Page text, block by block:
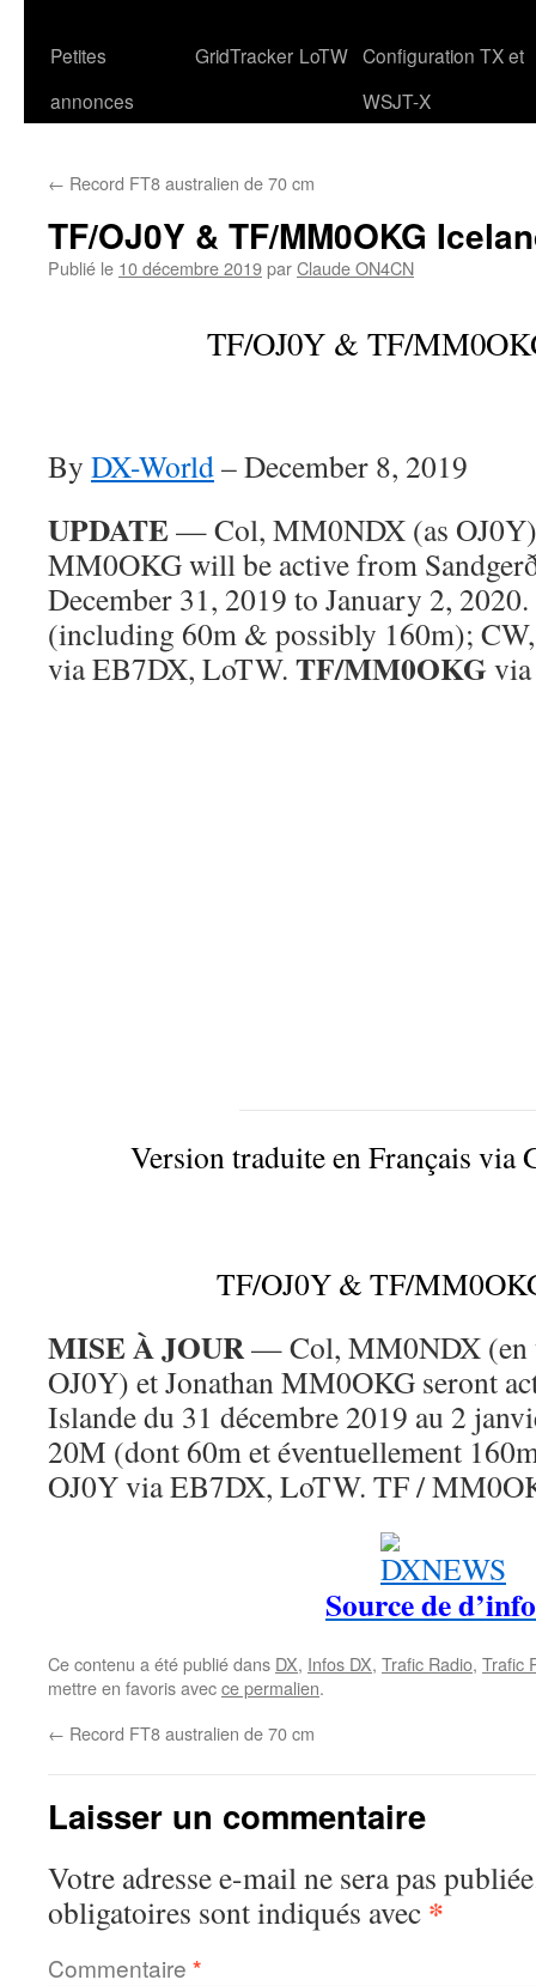
Petites
annonces
GridTracker LoTW Configuration TX et
WSJT-X
← Record FT8 australien de 70 cm
TF/OJ0Y & TF/MM0OKG
Publié le 10 décembre 2019parClaude ON4CN
TF/OJ0Y & TF/
By DX-World–December 8, 2019
UPDATE— Col, MM0NDX (as OJ0Y)
MM0OKG will be active from
December 31, 2019 to January 2,
(including 60m & possibly 160m);
via EB7DX, LoTW. TF/MM0OKG
Version traduite en Français via
TF/OJ0Y & TF/
MISE À JOUR— Col, MM0NDX (en
OJ0Y) et Jonathan MM0OKG seront
Islande du 31 décembre 2019 au 2
20M (dont 60m et éventuellement
OJ0Y via EB7DX, LoTW. TF /
Source de d’info
Ce contenu a été publié dans DX, Infos DX, Trafic Radio, Trafic
mettre en favoris avecce permalien.
← Record FT8 australien de 70 cm
Laisser un commentaire
Votre adresse e-mail ne sera pas
obligatoires sont indiqués avec *
Commentaire *